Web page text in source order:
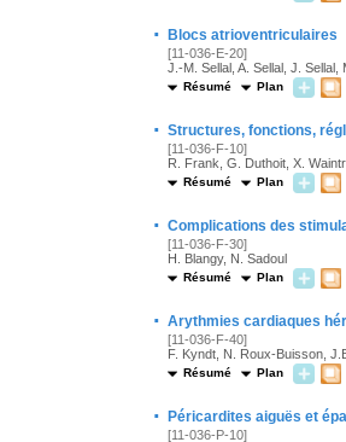
· Blocs atrioventriculaires
[11-036-E-20]
J.-M. Sellal, A. Sellal, J.
Résumé Plan
· Structures, fonctions,
[11-036-F-10]
R. Frank, G. Duthoit, X.
Résumé Plan
· Complications des
[11-036-F-30]
H. Blangy, N. Sadoul
Résumé Plan
· Arythmies cardiaques
[11-036-F-40]
F. Kyndt, N. Roux-Buisson,
Résumé Plan
· Péricardites aiguës et
[11-036-P-10]